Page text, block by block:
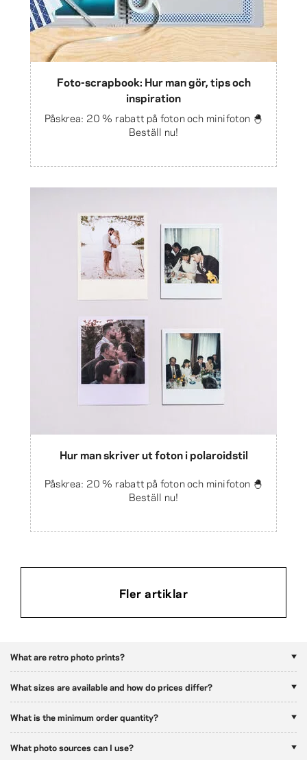
Foto-scrapbook: Hur man gör, tips och
inspiration
Påskrea: 20 % rabatt på foton och minifoton 🐣
Beställ nu!
Hur man skriver ut foton i polaroidstil
Påskrea: 20 % rabatt på foton och minifoton 🐣
Beställ nu!
Fler artiklar
What are retro photo prints?
What sizes are available and how do prices differ?
What is the minimum order quantity?
What photo sources can I use?